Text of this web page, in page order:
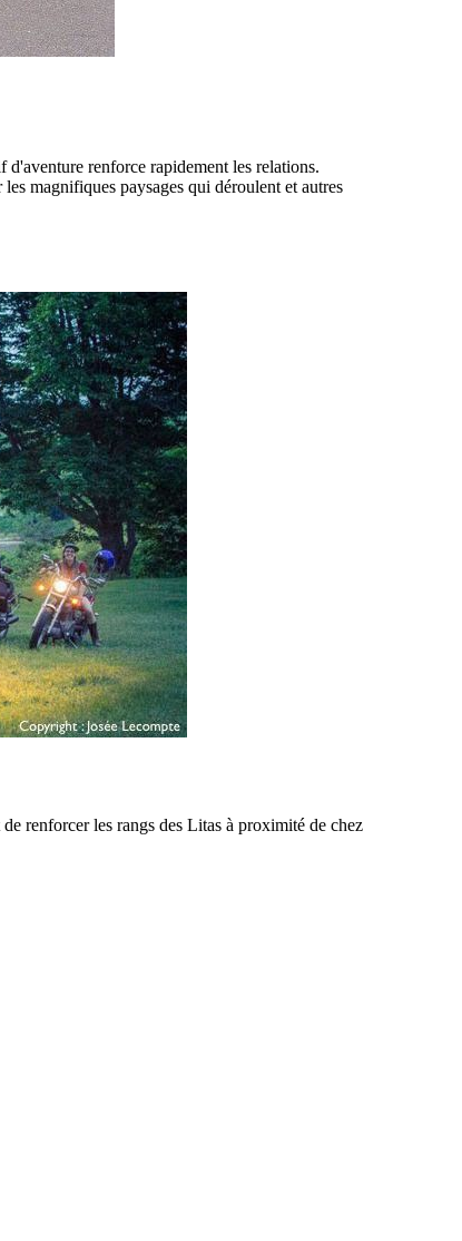
d'aventure renforce rapidement les relations.
magnifiques paysages qui déroulent et autres
renforcer les rangs des Litas à proximité de chez